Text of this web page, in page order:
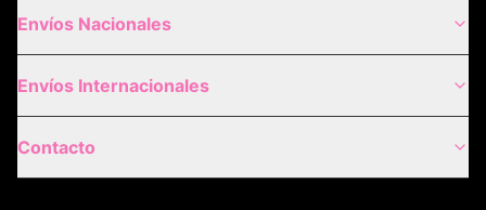
Envíos Nacionales
Envíos Internacionales
Contacto